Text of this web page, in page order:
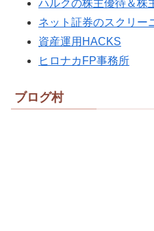
ハルクの株主優待＆株
ネット証券のスクリー
資産運用HACKS
ヒロナカFP事務所
ブログ村